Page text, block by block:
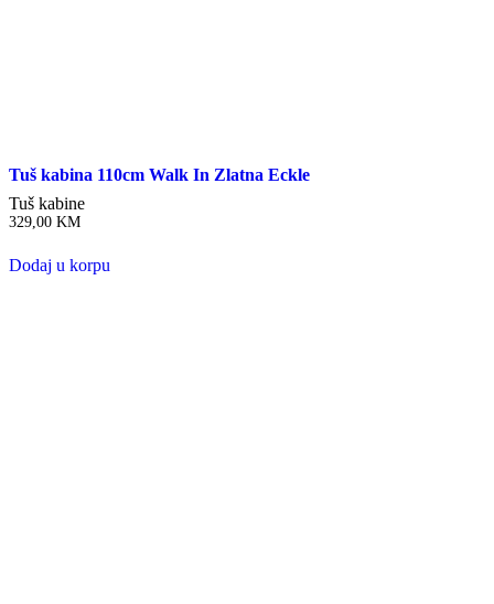
Tuš kabina 110cm Walk In Zlatna Eckle
Tuš kabine
329,00 KM
Dodaj u korpu